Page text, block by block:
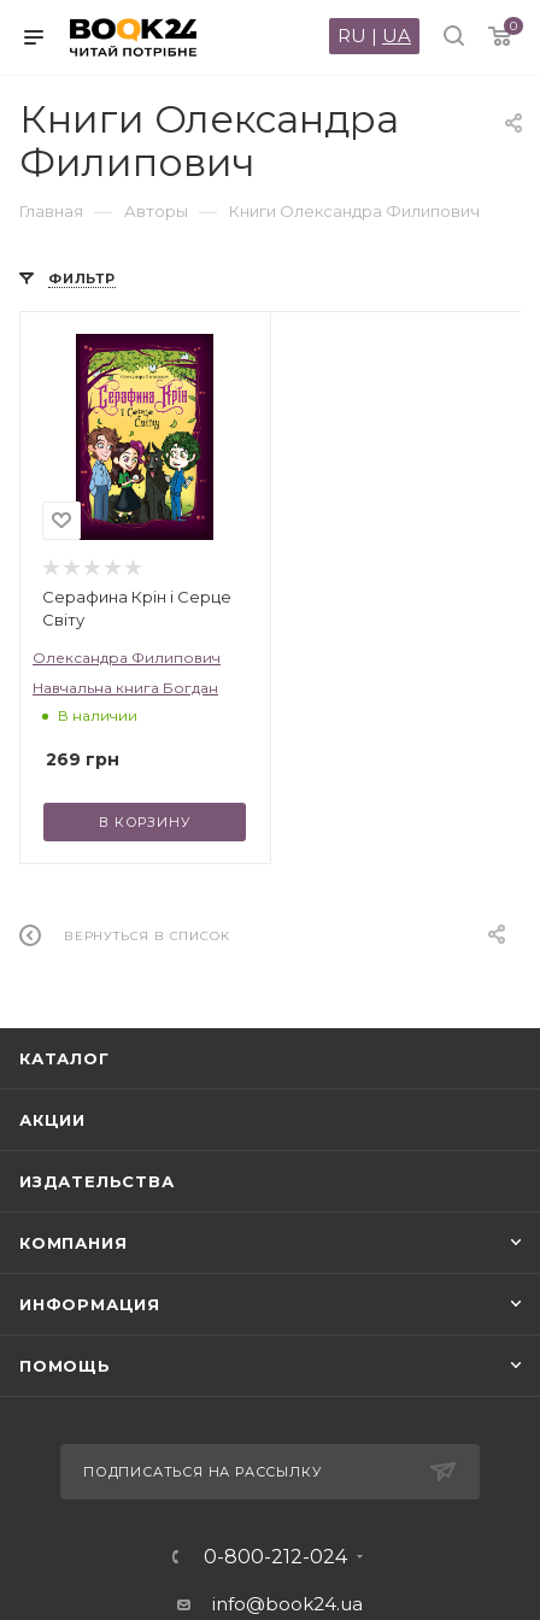
0
RU | UA
Книги Олександра
Филипович
Главная — Авторы — Книги Олександра Филипович
ФИЛЬТР
Серафина Крін і Серце
Світу
Олександра Филипович
Навчальна книга Богдан
В наличии
269 грн
В КОРЗИНУ
ВЕРНУТЬСЯ В СПИСОК
КАТАЛОГ
АКЦИИ
ИЗДАТЕЛЬСТВА
КОМПАНИЯ
ИНФОРМАЦИЯ
ПОМОЩЬ
ПОДПИСАТЬСЯ НА РАССЫЛКУ
0-800-212-024
info@book24.ua